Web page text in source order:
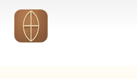
Vai al contenuto principale